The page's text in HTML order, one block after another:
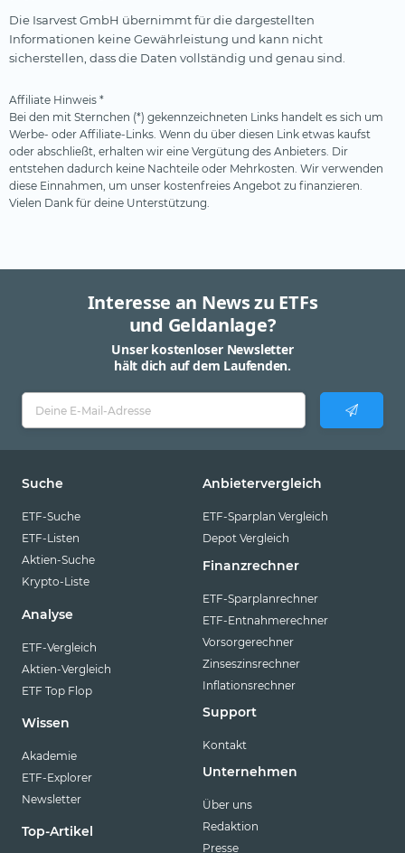
Die Isarvest GmbH übernimmt für die dargestellten
Informationen keine Gewährleistung und kann nicht
sicherstellen, dass die Daten vollständig und genau sind.
Affiliate Hinweis *
Bei den mit Sternchen (*) gekennzeichneten Links handelt es sich um
Werbe- oder Affiliate-Links. Wenn du über diesen Link etwas kaufst
oder abschließt, erhalten wir eine Vergütung des Anbieters. Dir
entstehen dadurch keine Nachteile oder Mehrkosten. Wir verwenden
diese Einnahmen, um unser kostenfreies Angebot zu finanzieren.
Vielen Dank für deine Unterstützung.
Interesse an News zu ETFs
und Geldanlage?
Unser kostenloser Newsletter
hält dich auf dem Laufenden.
Suche
ETF-Suche
ETF-Listen
Aktien-Suche
Krypto-Liste
Analyse
ETF-Vergleich
Aktien-Vergleich
ETF Top Flop
Wissen
Akademie
ETF-Explorer
Newsletter
Top-Artikel
Anbietervergleich
ETF-Sparplan Vergleich
Depot Vergleich
Finanzrechner
ETF-Sparplanrechner
ETF-Entnahmerechner
Vorsorgerechner
Zinseszinsrechner
Inflationsrechner
Support
Kontakt
Unternehmen
Über uns
Redaktion
Presse